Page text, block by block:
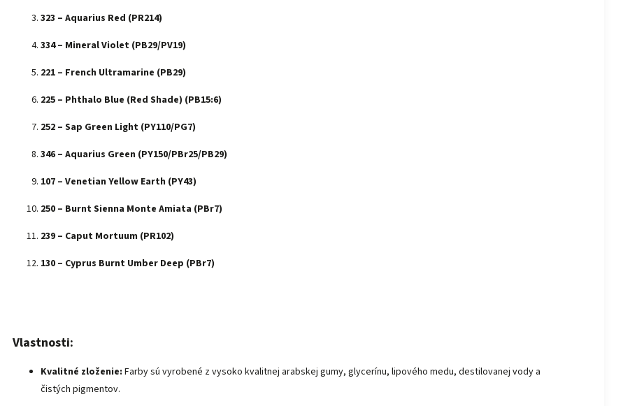
323 – Aquarius Red (PR214)
334 – Mineral Violet (PB29/PV19)
221 – French Ultramarine (PB29)
225 – Phthalo Blue (Red Shade) (PB15:6)
252 – Sap Green Light (PY110/PG7)
346 – Aquarius Green (PY150/PBr25/PB29)
107 – Venetian Yellow Earth (PY43)
250 – Burnt Sienna Monte Amiata (PBr7)
239 – Caput Mortuum (PR102)
130 – Cyprus Burnt Umber Deep (PBr7)
Vlastnosti:
Kvalitné zloženie: Farby sú vyrobené z vysoko kvalitnej arabskej gumy, glycerínu, lipového medu, destilovanej vody a
čistých pigmentov.